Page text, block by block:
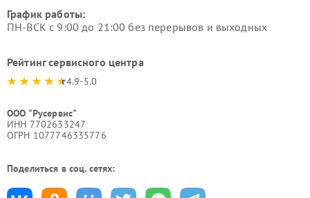
График работы:
ПН-ВСК с 9:00 до 21:00 без перерывов и выходных
Рейтинг сервисного центра
4.9-5.0
ООО "Русервис"
ИНН 7702633247
ОГРН 1077746335776
Поделиться в соц. сетях: